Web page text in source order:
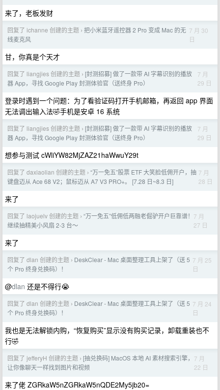
来了，老板发财
回复了 ichanne 创建的主题 › 把小米蓝牙遥控器 2 Pro 变成 Mac 的无
线麦克风
7 月 30
日
甘，你真是个天才
回复了 liangjies 创建的主题 › [封测招募] 做了一款带 AI 字幕识别的播放
器 App，寻找 Google Play 封测体验官（送终身 Pro）
7 月
29 日
登录时遇到一个问题：为了看验证码打开手机邮箱，再返回 app 界面
无法调出输入法🤣手机是安卓 16 系统
回复了 liangjies 创建的主题 › [封测招募] 做了一款带 AI 字幕识别的播放
器 App，寻找 Google Play 封测体验官（送终身 Pro）
7 月
29 日
想参与测试 cWliYW82MjZAZ21haWwuY29t
回复了 daxiaolian 创建的主题 › “万一免五”股票 ETF 大笑脸低佣开户，抽
键盘迈从 Ace 68 V2；鼠标迈从 A7 V3 PRO+。 [7.28 日~8.3 日]
7 月
28 日
来了
回复了 laojuelv 创建的主题 › “万一免五”低佣低两融老倔驴开户巨靠谱！
继续抽精美小风扇 2-3 台～
7 月
27 日
来了
回复了 dlan 创建的主题 › DeskClear - Mac 桌面整理工具上架了（送 5
个 Pro 终身兑换码）！
7 月 25
日
@dlan 还是不得行😭
回复了 dlan 创建的主题 › DeskClear - Mac 桌面整理工具上架了（送 5
个 Pro 终身兑换码）！
7 月 24
日
我也是无法解锁内购，“恢复购买”显示没有购买记录，卸载重装也不
行🤣
回复了 jefferyH 创建的主题 › [抽兑换码] MacOS 本地 AI 素材搜索引擎，
让你像聊天一样找到图片和视频
7 月
22 日
来了佬 ZGRkaW5nZGRkaW5nQDE2My5jb20=